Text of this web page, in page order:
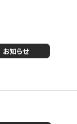
お知らせ